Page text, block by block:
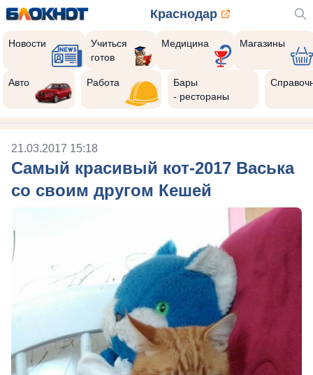
Краснодар
Новости
Учиться
готов
Медицина Магазины
Авто Работа
Бары
- рестораны
21.03.2017 15:18
Самый красивый кот-2017 Васька
со своим другом Кешей